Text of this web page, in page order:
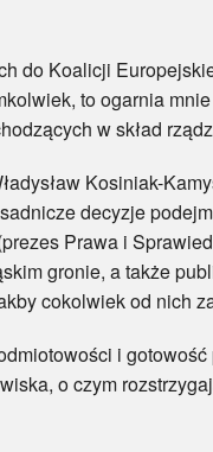
Koalicji
to ogarnia
w skład
Kosiniak-
decyzje
Prawa i
gronie, a także
cokolwiek od nich
i gotowość
o czym